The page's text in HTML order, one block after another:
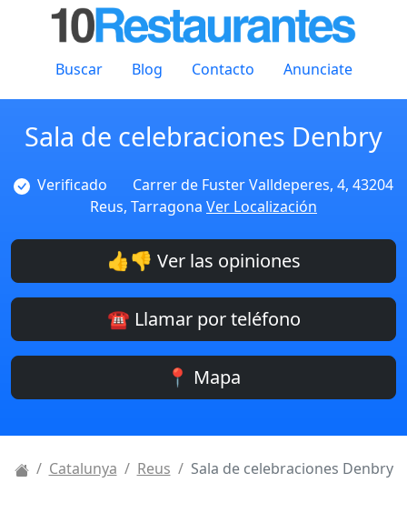
Buscar Blog Contacto Anunciate
Sala de celebraciones Denbry
Verificado
Carrer de Fuster Valldeperes, 4, 43204
Reus, Tarragona Ver Localización
👍👎 Ver las opiniones
☎️ Llamar por teléfono
📍 Mapa
Catalunya Reus Sala de celebraciones Denbry